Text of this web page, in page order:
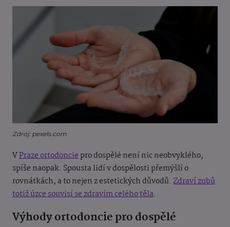
Zdroj: pexels.com
VPraze ortodonciepro dospělé není nic neobvyklého,
spíše naopak. Spousta lidí v dospělosti přemýšlí o
rovnátkách, a to nejen z estetických důvodů. Zdraví zubů
totiž úzce souvisí se zdravím celého těla.
Výhody ortodoncie pro dospělé